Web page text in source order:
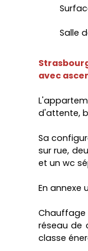
Salle
avec
d'attente,
Sa
sur rue,
et un wc
En annexe
réseau de
classe